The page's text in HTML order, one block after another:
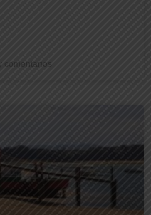
comentarios